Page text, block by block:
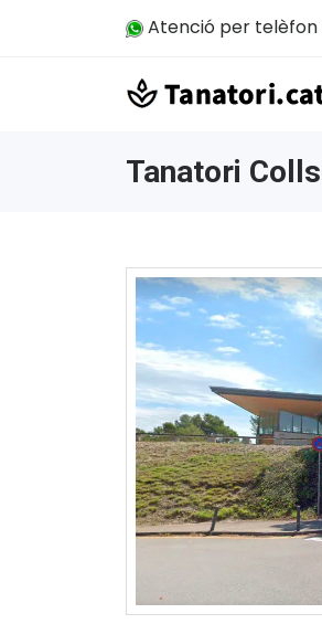
Atenció per telèfon
Tanatori